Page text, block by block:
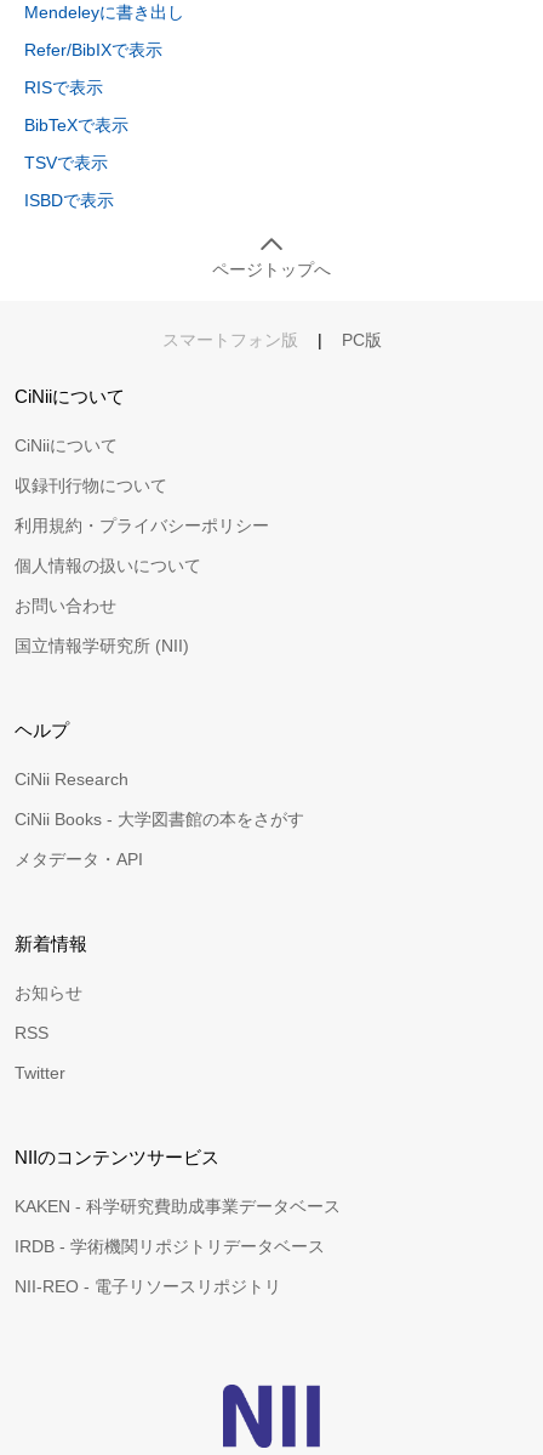
Mendeleyに書き出し
Refer/BibIXで表示
RISで表示
BibTeXで表示
TSVで表示
ISBDで表示
ページトップへ
スマートフォン版 | PC版
CiNiiについて
CiNiiについて
収録刊行物について
利用規約・プライバシーポリシー
個人情報の扱いについて
お問い合わせ
国立情報学研究所 (NII)
ヘルプ
CiNii Research
CiNii Books - 大学図書館の本をさがす
メタデータ・API
新着情報
お知らせ
RSS
Twitter
NIIのコンテンツサービス
KAKEN - 科学研究費助成事業データベース
IRDB - 学術機関リポジトリデータベース
NII-REO - 電子リソースリポジトリ